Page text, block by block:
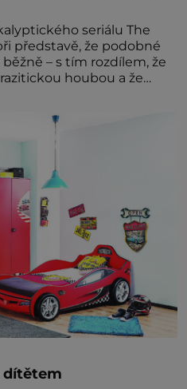
seriálu The
představě, že podobné
– s tím rozdílem, že
houbou a že
ani v naší přírodě.
dítětem